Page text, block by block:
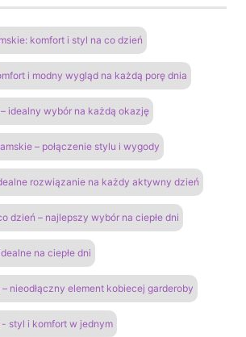
komfort i styl na co dzień
i modny wygląd na każdą porę dnia
idealny wybór na każdą okazję
– połączenie stylu i wygody
rozwiązanie na każdy aktywny dzień
dzień – najlepszy wybór na ciepłe dni
na ciepłe dni
nieodłączny element kobiecej garderoby
styl i komfort w jednym